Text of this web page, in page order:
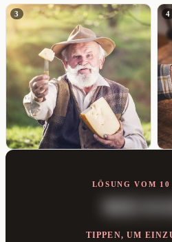
3 4
LÖSUNG VOM
TIPPEN, UM